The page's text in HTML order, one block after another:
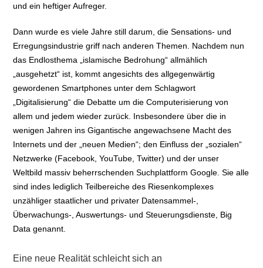
und ein heftiger Aufreger.
Dann wurde es viele Jahre still darum, die Sensations- und
Erregungsindustrie griff nach anderen Themen. Nachdem nun
das Endlosthema „islamische Bedrohung“ allmählich
„ausgehetzt“ ist, kommt angesichts des allgegenwärtig
gewordenen Smartphones unter dem Schlagwort
„Digitalisierung“ die Debatte um die Computerisierung von
allem und jedem wieder zurück. Insbesondere über die in
wenigen Jahren ins Gigantische angewachsene Macht des
Internets und der „neuen Medien“; den Einfluss der „sozialen“
Netzwerke (Facebook, YouTube, Twitter) und der unser
Weltbild massiv beherrschenden Suchplattform Google. Sie alle
sind indes lediglich Teilbereiche des Riesenkomplexes
unzähliger staatlicher und privater Datensammel-,
Überwachungs-, Auswertungs- und Steuerungsdienste, Big
Data genannt.
Eine neue Realität schleicht sich an